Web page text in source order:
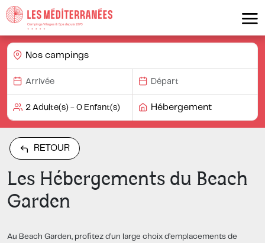
Nos campings
Hébergement
RETOUR
Les Hébergements du Beach
Garden
Au Beach Garden, profitez d’un large choix d’emplacements de